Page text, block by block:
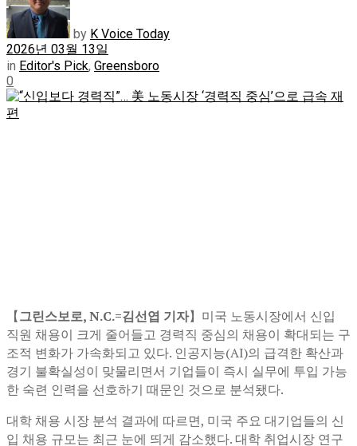
by K Voice Today
2026년 03월 13일
in Editor's Pick, Greensboro
0
【그린스보로, N.C.=김선엽 기자】미국 노동시장에서 신입
직원 채용이 크게 줄어들고 경력직 중심의 채용이 확대되는 구
조적 변화가 가속화되고 있다. 인공지능(AI)의 급격한 확산과
경기 불확실성이 맞물리면서 기업들이 즉시 실무에 투입 가능
한 숙련 인력을 선호하기 때문인 것으로 분석됐다.
대학 채용 시장 분석 결과에 따르면, 미국 주요 대기업들의 신
입 채용 규모는 최근 눈에 띄게 감소했다. 대학 취업시장 연구